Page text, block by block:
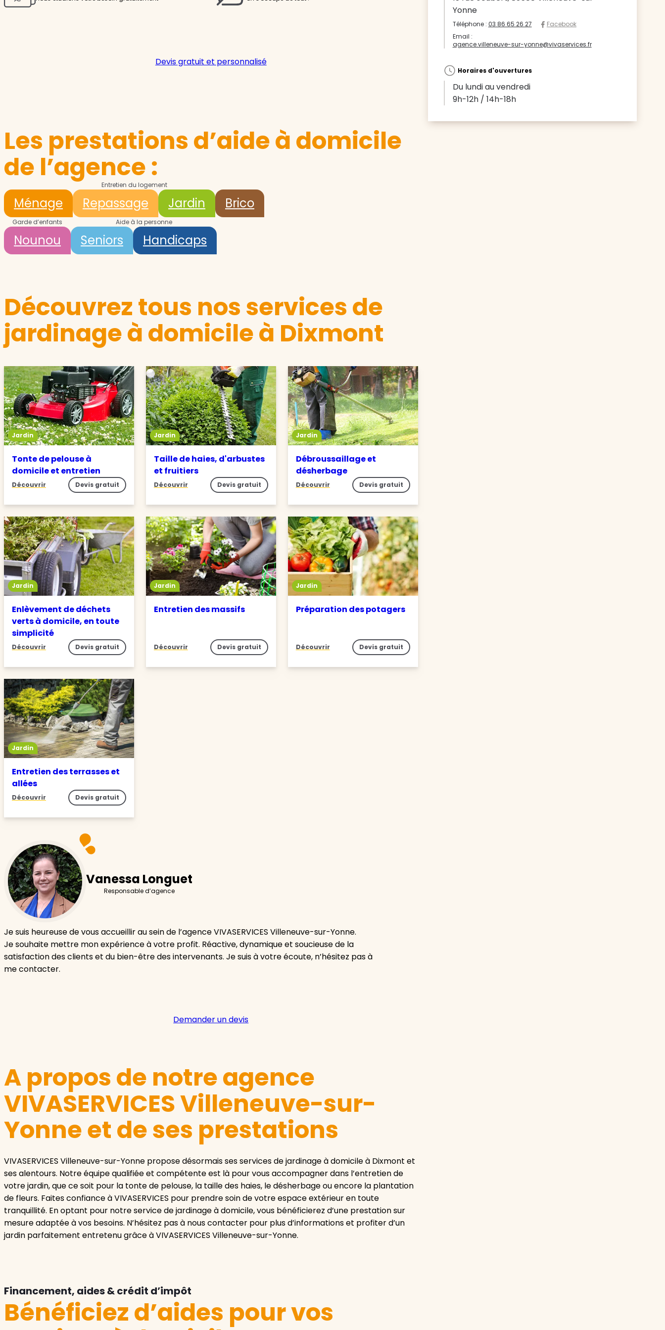
Devis gratuit et personnalisé
Les prestations d’aide à domicile
de l’agence :
Entretien du logement
Ménage Repassage Jardin Brico
Garde d’enfants
Nounou
Aide à la personne
Seniors Handicaps
Découvrez tous nos services de
jardinage à domicile à Dixmont
Jardin
Tonte de pelouse à
domicile et entretien
Découvrir Devis gratuit
Jardin
Taille de haies, d'arbustes
et fruitiers
Découvrir Devis gratuit
Jardin
Débroussaillage et
désherbage
Découvrir Devis gratuit
Jardin
Enlèvement de déchets
verts à domicile, en toute
simplicité
Découvrir Devis gratuit
Jardin
Entretien des massifs
Découvrir Devis gratuit
Jardin
Préparation des potagers
Découvrir Devis gratuit
Jardin
Entretien des terrasses et
allées
Découvrir Devis gratuit
Vanessa Longuet
Responsable d’agence
Je suis heureuse de vous accueillir au sein de l’agence VIVASERVICES Villeneuve-sur-Yonne.
Je souhaite mettre mon expérience à votre profit. Réactive, dynamique et soucieuse de la
satisfaction des clients et du bien-être des intervenants. Je suis à votre écoute, n’hésitez pas à
me contacter.
Demander un devis
A propos de notre agence
VIVASERVICES Villeneuve-sur-
Yonne et de ses prestations
VIVASERVICES Villeneuve-sur-Yonne propose désormais ses services de jardinage à domicile à Dixmont et
ses alentours. Notre équipe qualifiée et compétente est là pour vous accompagner dans l’entretien de
votre jardin, que ce soit pour la tonte de pelouse, la taille des haies, le désherbage ou encore la plantation
de fleurs. Faites confiance à VIVASERVICES pour prendre soin de votre espace extérieur en toute
tranquillité. En optant pour notre service de jardinage à domicile, vous bénéficierez d’une prestation sur
mesure adaptée à vos besoins. N’hésitez pas à nous contacter pour plus d’informations et profiter d’un
jardin parfaitement entretenu grâce à VIVASERVICES Villeneuve-sur-Yonne.
Financement, aides & crédit d’impôt
Bénéficiez d’aides pour vos
Yonne
Téléphone : 03 86 65 26 27
Facebook
Email :
agence.villeneuve-sur-yonne@vivaservices.fr
Horaires d'ouvertures
Du lundi au vendredi
9h-12h / 14h-18h